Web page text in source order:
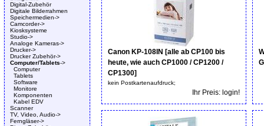
Digital-Zubehör
Digitale Bilderrahmen
Speichermedien->
Camcorder->
Kiosksysteme
Studio->
Analoge Kameras->
Drucker->
Drucker Zubehör->
Computer/Tablets->
Computer
Tablets
Software
Monitore
Komponenten
Kabel EDV
Scanner
TV, Video, Audio->
Ferngläser->
Canon KP-108IN [alle ab CP100 bis
heute, wie auch CP1000 / CP1200 /
CP1300]
kein Postkartenaufdruck;
Ihr Preis: login!